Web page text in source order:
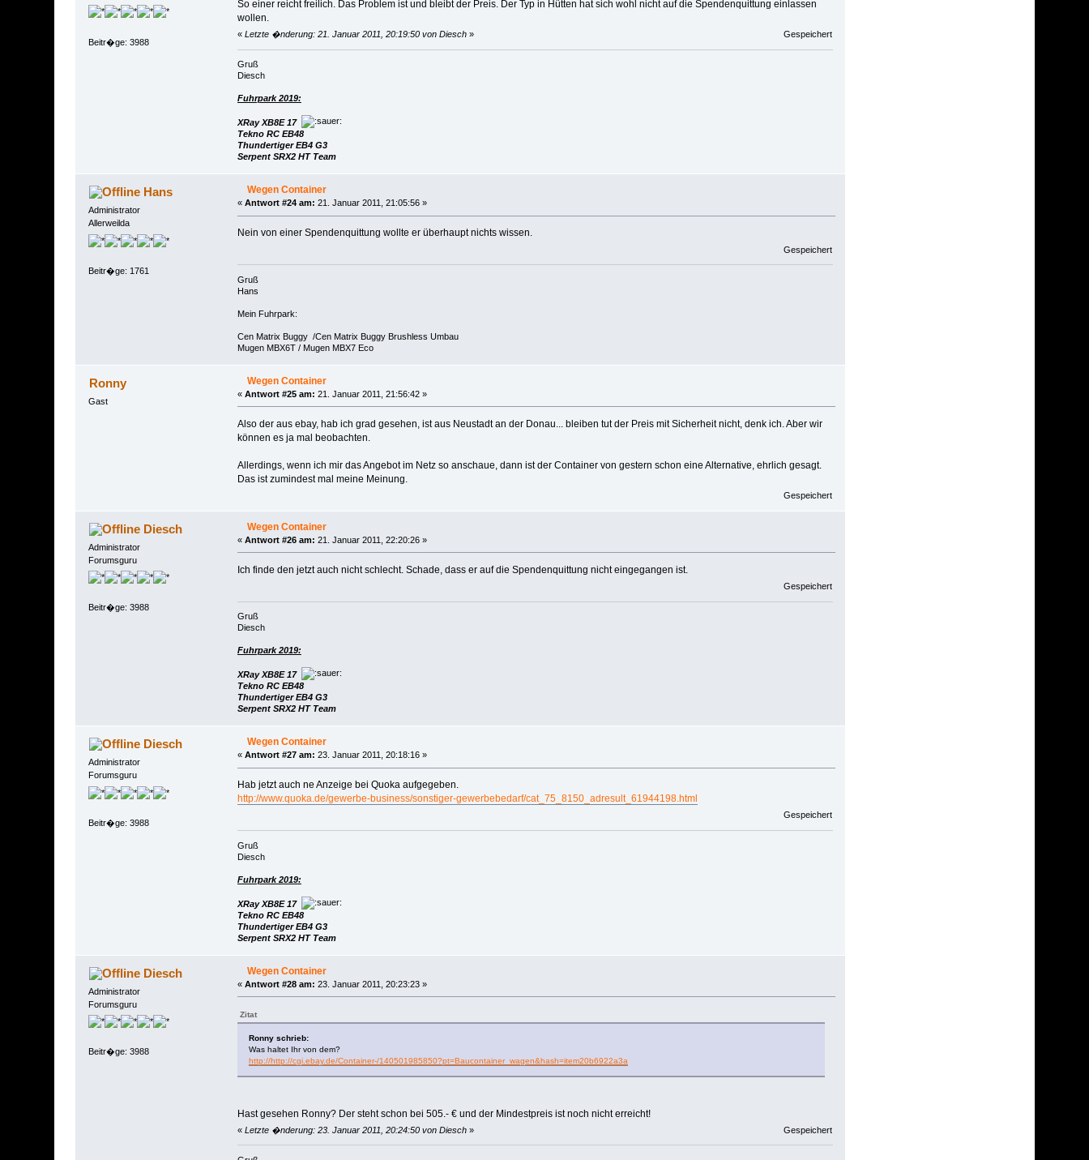
Beitr�ge: 3988
So einer reicht freilich. Das Problem ist und bleibt der Preis. Der Typ in Hütten hat sich wohl nicht auf die Spendenquittung einlassen
wollen.
« Letzte �nderung: 21. Januar 2011, 20:19:50 von Diesch» Gespeichert
Gruß
Diesch
Fuhrpark 2019:
XRay XB8E 17
Tekno RC EB48
Thundertiger EB4 G3
Serpent SRX2 HT Team
Hans
Administrator
Allerweilda
Beitr�ge: 1761
Wegen Container
« Antwort #24 am: 21. Januar 2011, 21:05:56 »
Nein von einer Spendenquittung wollte er überhaupt nichts wissen.
Gespeichert
Gruß
Hans
Mein Fuhrpark:
Cen Matrix Buggy /Cen Matrix Buggy Brushless Umbau
Mugen MBX6T / Mugen MBX7 Eco
Ronny
Gast
Wegen Container
« Antwort #25 am: 21. Januar 2011, 21:56:42 »
Also der aus ebay, hab ich grad gesehen, ist aus Neustadt an der Donau... bleiben tut der Preis mit Sicherheit nicht, denk ich. Aber wir
können es ja mal beobachten.
Allerdings, wenn ich mir das Angebot im Netz so anschaue, dann ist der Container von gestern schon eine Alternative, ehrlich gesagt.
Das ist zumindest mal meine Meinung.
Gespeichert
Diesch
Administrator
Forumsguru
Beitr�ge: 3988
Wegen Container
« Antwort #26 am: 21. Januar 2011, 22:20:26 »
Ich finde den jetzt auch nicht schlecht. Schade, dass er auf die Spendenquittung nicht eingegangen ist.
Gespeichert
Gruß
Diesch
Fuhrpark 2019:
XRay XB8E 17
Tekno RC EB48
Thundertiger EB4 G3
Serpent SRX2 HT Team
Diesch
Administrator
Forumsguru
Beitr�ge: 3988
Wegen Container
« Antwort #27 am: 23. Januar 2011, 20:18:16 »
Hab jetzt auch ne Anzeige bei Quoka aufgegeben.
http://www.quoka.de/gewerbe-business/sonstiger-gewerbebedarf/cat_75_8150_adresult_61944198.html
Gespeichert
Gruß
Diesch
Fuhrpark 2019:
XRay XB8E 17
Tekno RC EB48
Thundertiger EB4 G3
Serpent SRX2 HT Team
Diesch
Administrator
Forumsguru
Beitr�ge: 3988
Wegen Container
« Antwort #28 am: 23. Januar 2011, 20:23:23 »
Zitat
Ronny schrieb:
Was haltet Ihr von dem?
http://http://cgi.ebay.de/Container-/140501985850?pt=Baucontainer_wagen&hash=item20b6922a3a
Hast gesehen Ronny? Der steht schon bei 505.- € und der Mindestpreis ist noch nicht erreicht!
« Letzte �nderung: 23. Januar 2011, 20:24:50 von Diesch» Gespeichert